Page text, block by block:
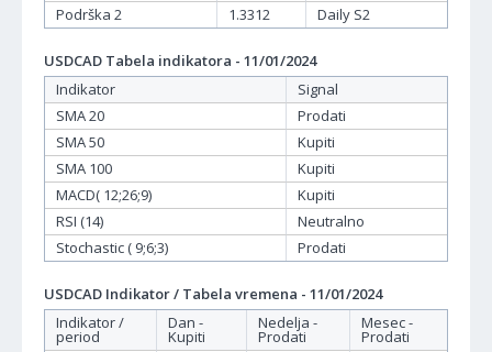
Podrška 2
1.3312 Daily S2
USDCAD Tabela indikatora - 11/01/2024
Indikator
Signal
SMA 20
Prodati
SMA 50
Kupiti
SMA 100
Kupiti
MACD( 12;26;9)
Kupiti
RSI (14)
Neutralno
Stochastic ( 9;6;3)
Prodati
USDCAD Indikator / Tabela vremena - 11/01/2024
Indikator /
period
Dan -
Kupiti
Nedelja -
Prodati
Mesec -
Prodati